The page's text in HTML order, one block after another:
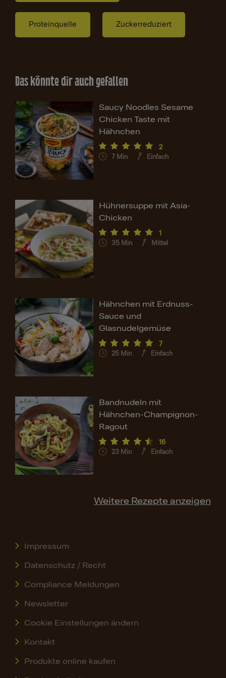
Proteinquelle Zuckerreduziert
Das könnte dir auch gefallen
Saucy Noodles Sesame
Chicken Taste mit
Hähnchen
2
7 Min Einfach
Hühnersuppe mit Asia-
Chicken
1
35 Min Mittel
Hähnchen mit Erdnuss-
Sauce und
Glasnudelgemüse
7
25 Min Einfach
Bandnudeln mit
Hähnchen-Champignon-
Ragout
16
23 Min Einfach
Weitere Rezepte anzeigen
Impressum
Datenschutz / Recht
Compliance Meldungen
Newsletter
Cookie Einstellungen ändern
Kontakt
Produkte online kaufen